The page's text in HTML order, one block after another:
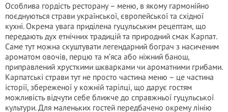
Особлива гордість ресторану – меню, в якому гармонійно
поєднуються страви української, європейської та східної
кухні. Окрема увага приділена гуцульським рецептам, що
передають дух етнічних традицій та природний смак Карпат.
Саме тут можна скуштувати легендарний бограч з насиченим
ароматом овочів, перцю та м’яса або ніжний банош,
приправлений хрусткими шкварками чи ароматними грибами.
Карпатські страви тут не просто частина меню – це частина
історії, збереженої у кожній тарілці, що дарує гостям
можливість відчути себе ближче до справжньої гуцульської
культури. Для маленьких гостей передбачено окрему лінію